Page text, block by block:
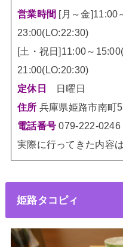
営業時間 [月～金]11:00
23:00(LO:22:30)
[土・祝日]11:00～
21:00(LO:20:30)
定休日
日曜日
住所 兵庫県姫路市南町
電話番号079-222-0246
実際に行ってきた内容は
姫路タコピィ